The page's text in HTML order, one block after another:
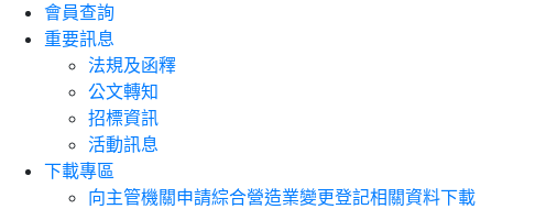
會員查詢
重要訊息
法規及函釋
公文轉知
招標資訊
活動訊息
下載專區
向主管機關申請綜合營造業變更登記相關資料下載